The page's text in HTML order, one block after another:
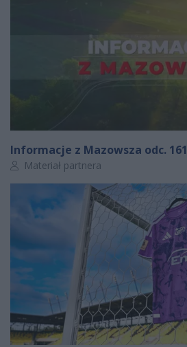
Informacje z Mazowsza odc. 161
Autor artykułu:
Materiał partnera